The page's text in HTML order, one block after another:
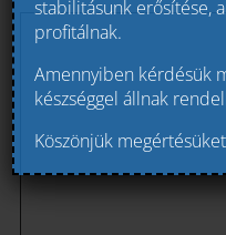
stabilitásunk erősítése,
profitálnak.
Amennyiben kérdésük
készséggel állnak
Köszönjük